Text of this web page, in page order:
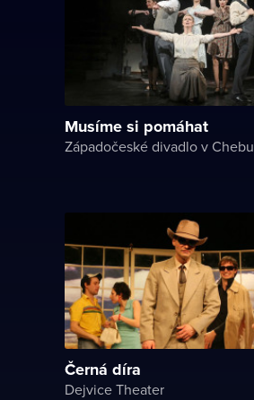
Musíme si pomáhat
Západočeské divadlo v Chebu
Černá díra
Dejvice Theater